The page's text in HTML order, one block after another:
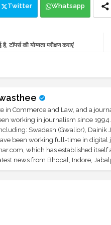
Twitter Whatsapp
टॉपर्स की योग्यता परीक्षण कराएं
in Commerce and Law, and a
working in journalism since
Swadesh (Gwalior), Dainik
been working full-time in
which has established itself
news from Bhopal, Indore,